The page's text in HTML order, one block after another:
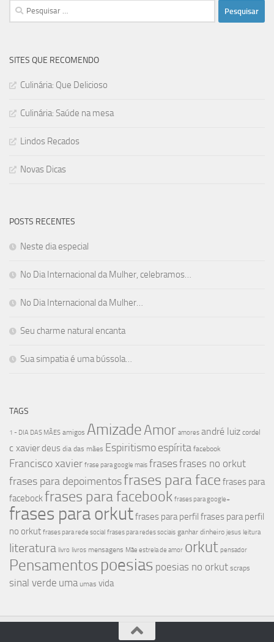
Pesquisar
por:
SITES QUE RECOMENDO
Culinária: Que Delicioso
Culinária: Saúde na mesa
Lindos Recados
Novas Dicas
POSTS RECENTES
Neste dia especial
No Dia Internacional da Mulher, celebramos…
No Dia Internacional da Mulher…
Seu charme natural encanta
Sua simpatia é uma bússola…
TAGS
1 - DIA DAS MÃES amigos AmizadeAmor amores andré luiz cordel
c xavier deus dia das mães Espiritismoespírita facebook
Francisco xavier frase para google mais frasesfrases no orkut
frases para depoimentosfrases para face frases para
facebockfrases para facebook frases para google+
frases para orkutfrases para perfil frases para perfil
no orkut frases para rede social frases para redes sociais ganhar dinheiro jesus leitura
literatura livro livros mensagens Mãe estrela de amor orkut pensador
Pensamentospoesias poesias no orkut scraps
sinal verde uma umas vida